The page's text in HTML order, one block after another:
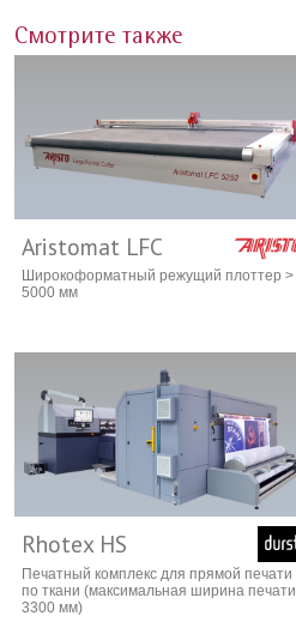
Смотрите также
Aristomat LFC
Широкоформатный режущий плоттер >
5000 мм
Rhotex HS
Печатный комплекс для прямой печати
по ткани (максимальная ширина печати
3300 мм)